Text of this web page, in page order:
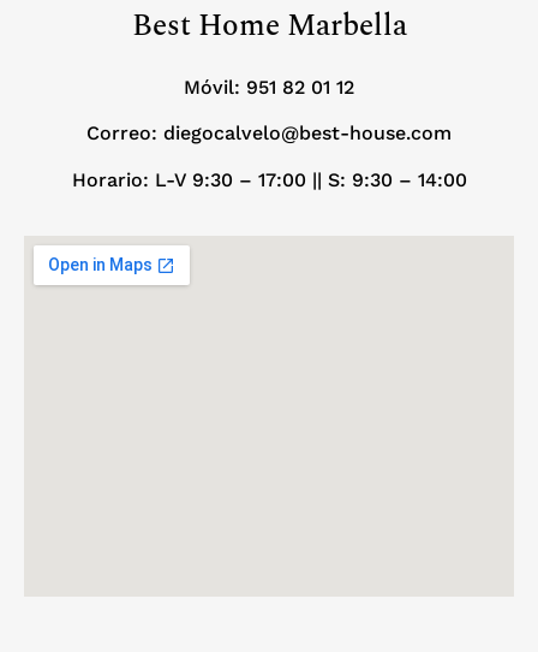
Best Home Marbella
Móvil: 951 82 01 12
Correo: diegocalvelo@best-house.com
Horario: L-V 9:30 – 17:00 || S: 9:30 – 14:00